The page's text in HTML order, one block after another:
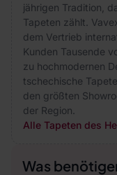
jährigen Tradition,
Tapeten zählt.
dem Vertrieb
Kunden Tausende
zu hochmodernen
tschechische
den größten
der Region.
Alle Tapeten des
Was